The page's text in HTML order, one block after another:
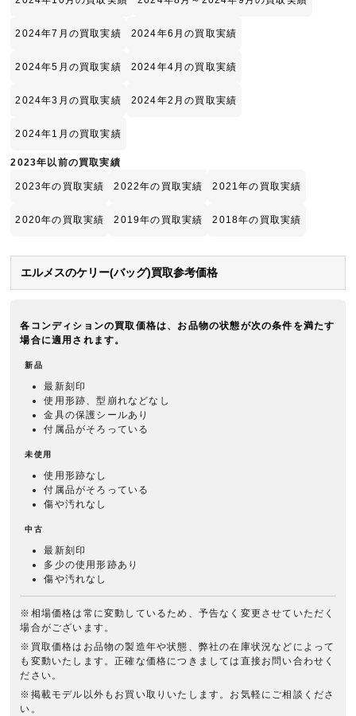
2024年7月の買取実績 2024年6月の買取実績
2024年5月の買取実績 2024年4月の買取実績
2024年3月の買取実績 2024年2月の買取実績
2024年1月の買取実績
2023年以前の買取実績
2023年の買取実績 2022年の買取実績 2021年の買取実績
2020年の買取実績 2019年の買取実績 2018年の買取実績
エルメスのケリー(バッグ)買取参考価格
各コンディションの買取価格は、お品物の状態が次の条件を満たす
場合に適用されます。
新品
最新刻印
使用形跡、型崩れなどなし
金具の保護シールあり
付属品がそろっている
未使用
使用形跡なし
付属品がそろっている
傷や汚れなし
中古
最新刻印
多少の使用形跡あり
傷や汚れなし
※相場価格は常に変動しているため、予告なく変更させていただく
場合がございます。
※買取価格はお品物の製造年や状態、弊社の在庫状況などによって
も変動いたします。正確な価格につきましては直接お問い合わせく
ださい。
※掲載モデル以外もお買い取りいたします。お気軽にご相談くださ
い。